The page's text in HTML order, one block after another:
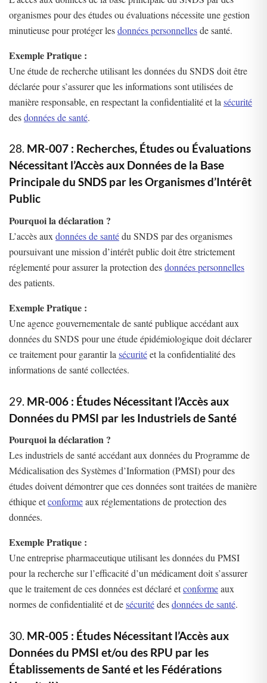
organismes pour des études ou évaluations nécessite une gestion
minutieuse pour protéger lesdonnées personnellesde santé.
Exemple Pratique :
Une étude de recherche utilisant les données du SNDS doit être
déclarée pour s’assurer que les informations sont utilisées de
manière responsable, en respectant la confidentialité et la sécurité
desdonnées de santé.
28. MR-007 : Recherches, Études ou Évaluations
Nécessitant l’Accès aux Données de la Base
Principale du SNDS par les Organismes d’Intérêt
Public
Pourquoi la déclaration ?
L’accès aux données de santédu SNDS par des organismes
poursuivant une mission d’intérêt public doit être strictement
réglementé pour assurer la protection desdonnées personnelles
des patients.
Exemple Pratique :
Une agence gouvernementale de santé publique accédant aux
données du SNDS pour une étude épidémiologique doit déclarer
ce traitement pour garantir la sécuritéet la confidentialité des
informations de santé collectées.
29. MR-006 : Études Nécessitant l’Accès aux
Données du PMSI par les Industriels de Santé
Pourquoi la déclaration ?
Les industriels de santé accédant aux données du Programme de
Médicalisation des Systèmes d’Information (PMSI) pour des
études doivent démontrer que ces données sont traitées de manière
éthique etconformeaux réglementations de protection des
données.
Exemple Pratique :
Une entreprise pharmaceutique utilisant les données du PMSI
pour la recherche sur l’efficacité d’un médicament doit s’assurer
que le traitement de ces données est déclaré etconformeaux
normes de confidentialité et desécuritédesdonnées de santé.
30. MR-005 : Études Nécessitant l’Accès aux
Données du PMSI et/ou des RPU par les
Établissements de Santé et les Fédérations